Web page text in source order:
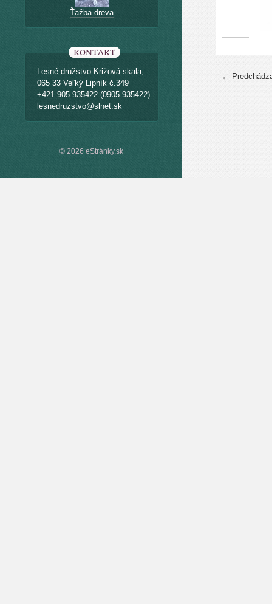
←
Ťažba dreva
KONTAKT
Lesné družstvo Križová skala,
065 33 Veľký Lipník č.349
+421 905 935422 (0905 935422)
lesnedruzstvo@slnet.sk
© 2026 eStránky.sk